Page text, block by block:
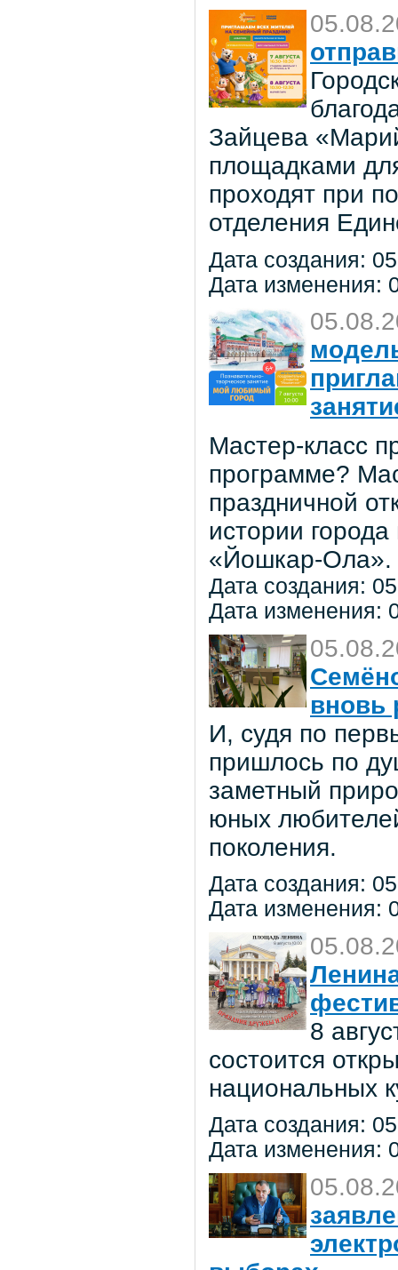
Зайцева
площадками
проходят при
отделения
Дата создания:
Дата изменения:
Мастер-класс
программе?
праздничной
истории
«Йошкар-Ола».
Дата создания:
Дата изменения:
вновь
И, судя по
пришлось по
заметный
юных
поколения.
Дата создания:
Дата изменения:
8
состоится
национальных
Дата создания:
Дата изменения: